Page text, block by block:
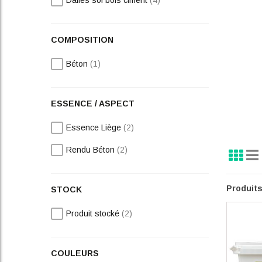
Grande
teintes
en
Grille
Produits
COMPOSITION
Béton 1article
ESSENCE / ASPECT
Essence Liège 2articles
Rendu Béton 2articles
STOCK
Produit stocké 2articles
COULEURS